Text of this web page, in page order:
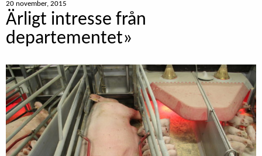
20 november, 2015
Ärligt intresse från
departementet»